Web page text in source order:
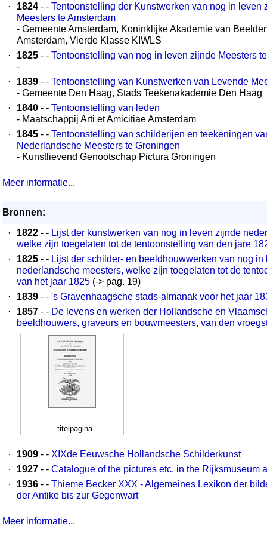
· 1824 - - Tentoonstelling der Kunstwerken van nog in leven
Meesters te Amsterdam
- Gemeente Amsterdam, Koninklijke Akademie van
Amsterdam, Vierde Klasse KIWLS
·
1825 - - Tentoonstelling van nog in leven zijnde Meesters
-
·
1839 - - Tentoonstelling van Kunstwerken van Levende
- Gemeente Den Haag, Stads Teekenakademie Den Haag
·
1840 - - Tentoonstelling van leden
- Maatschappij Arti et Amicitiae Amsterdam
·
1845 - - Tentoonstelling van schilderijen en teekeningen
Nederlandsche Meesters te Groningen
- Kunstlievend Genootschap Pictura Groningen
Meer informatie...
Bronnen:
·
1822 - - Lijst der kunstwerken van nog in leven zijnde
welke zijn toegelaten tot de tentoonstelling van den jare
·
1825 - - Lijst der schilder- en beeldhouwwerken van nog in
nederlandsche meesters, welke zijn toegelaten tot de
van het jaar 1825 (-> pag. 19)
·
1839 - - 's Gravenhaagsche stads-almanak voor het jaar
·
1857 - - De levens en werken der Hollandsche en
beeldhouwers, graveurs en bouwmeesters, van den
- titelpagina
· 1909 - - XIXde Eeuwsche Hollandsche Schilderkunst
·
1927 - - Catalogue of the pictures etc. in the Rijksmuseum
·
1936 - - Thieme Becker XXX - Algemeines Lexikon der
der Antike bis zur Gegenwart
Meer informatie...